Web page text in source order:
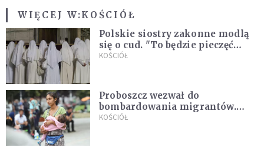
WIĘCEJ W:KOŚCIÓŁ
Polskie siostry zakonne modlą
się o cud. "To będzie pieczęć
Pana Boga dla naszej wiary"
KOŚCIÓŁ
Proboszcz wezwał do
bombardowania migrantów.
"Masowy ogień przeciwko
KOŚCIÓŁ